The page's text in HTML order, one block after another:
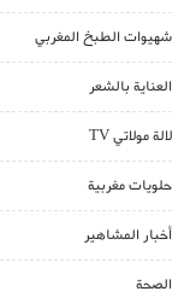
شهيوات الطبخ المغربي
العناية بالشعر
لالة مولاتي TV
حلويات مغربية
أخبار المشاهير
الصحة